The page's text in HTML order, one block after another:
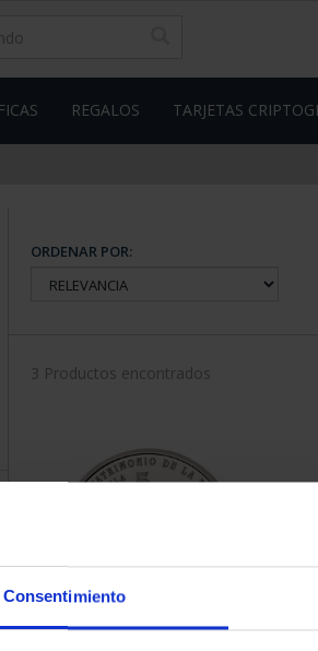
Consentimiento
REGALOS TARJETAS
ORDENAR POR:
3 Productos encontrados